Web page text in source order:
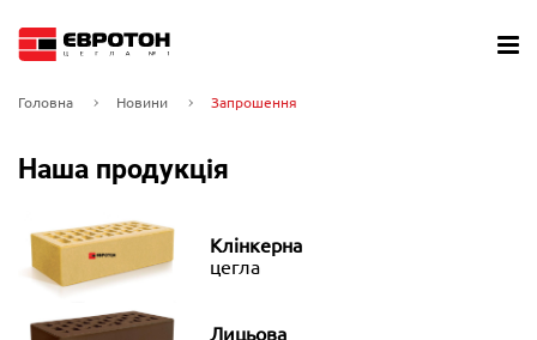
Головна Новини Запрошення
Наша продукція
Клінкерна
цегла
Лицьова